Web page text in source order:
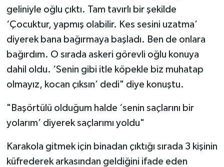
geliniyle oğlu çıktı. Tam tavırlı bir şekilde
‘Çocuktur, yapmış olabilir. Kes sesini uzatma’
diyerek bana bağırmaya başladı. Ben de onlara
bağırdım. O sırada askeri görevli oğlu konuya
dahil oldu. ‘Senin gibi itle köpekle biz muhatap
olmayız, kocan çıksın’ dedi" diye konuştu.
"Başörtülü olduğum halde ‘senin saçlarını bir
yolarım’ diyerek saçlarımı yoldu"
Karakola gitmek için binadan çıktığı sırada 3 kişinin
küfrederek arkasından geldiğini ifade eden